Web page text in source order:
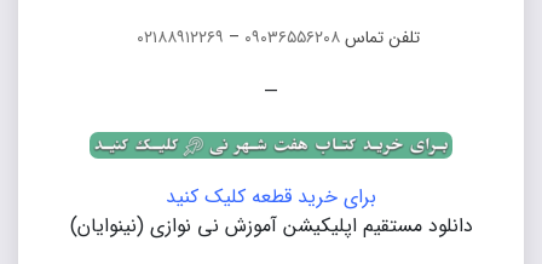
تلفن تماس۰۹۰۳۶۵۵۶۲۰۸ – ۰۲۱۸۸۹۱۲۲۶۹
—
برای خرید قطعه کلیک کنید
دانلود مستقیم اپلیکیشن آموزش نی نوازی (نینوایان)